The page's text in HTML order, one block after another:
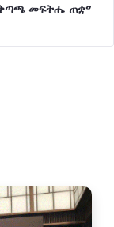
መፍትሔ ጠቋሚ